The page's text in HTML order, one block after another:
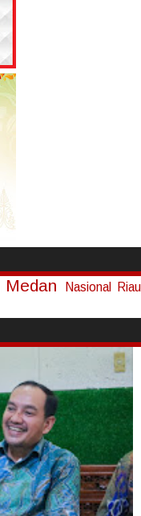
Medan Nasional Riau